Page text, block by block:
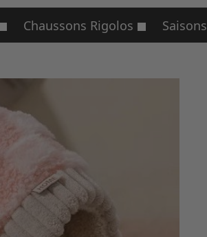
Chaussons Rigolos Saisons